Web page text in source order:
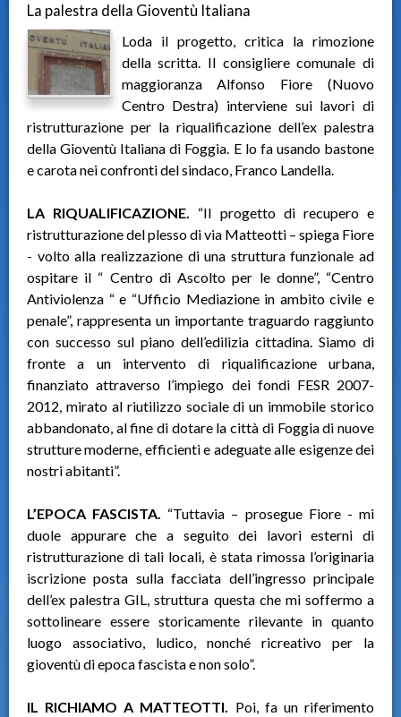
La palestra della Gioventù Italiana
Loda il progetto, critica la rimozione
della scritta. Il consigliere comunale di
maggioranza Alfonso Fiore (Nuovo
Centro Destra) interviene sui lavori di
ristrutturazione per la riqualificazione dell’ex palestra
della Gioventù Italiana di Foggia. E lo fa usando bastone
e carota nei confronti del sindaco, Franco Landella.
LA RIQUALIFICAZIONE. “Il progetto di recupero e
ristrutturazione del plesso di via Matteotti – spiega Fiore
- volto alla realizzazione di una struttura funzionale ad
ospitare il “ Centro di Ascolto per le donne”, “Centro
Antiviolenza “ e “Ufficio Mediazione in ambito civile e
penale”, rappresenta un importante traguardo raggiunto
con successo sul piano dell’edilizia cittadina. Siamo di
fronte a un intervento di riqualificazione urbana,
finanziato attraverso l’impiego dei fondi FESR 2007-
2012, mirato al riutilizzo sociale di un immobile storico
abbandonato, al fine di dotare la città di Foggia di nuove
strutture moderne, efficienti e adeguate alle esigenze dei
nostri abitanti”.
L’EPOCA FASCISTA. “Tuttavia – prosegue Fiore - mi
duole appurare che a seguito dei lavori esterni di
ristrutturazione di tali locali, è stata rimossa l’originaria
iscrizione posta sulla facciata dell’ingresso principale
dell’ex palestra GIL, struttura questa che mi soffermo a
sottolineare essere storicamente rilevante in quanto
luogo associativo, ludico, nonché ricreativo per la
gioventù di epoca fascista e non solo”.
IL RICHIAMO A MATTEOTTI. Poi, fa un riferimento